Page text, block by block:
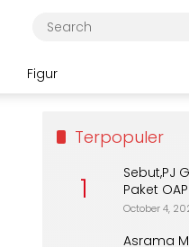
Figur
Terpopuler
1
Sebut,PJ
Paket
October 4,
Asrama